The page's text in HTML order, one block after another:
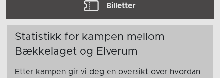
Billetter
Statistikk for kampen mellom
Bækkelaget og Elverum
Etter kampen gir vi deg en oversikt over hvordan